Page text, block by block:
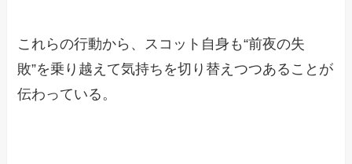
これらの行動から、スコット自身も“前夜の失
敗”を乗り越えて気持ちを切り替えつつあることが
伝わっている。